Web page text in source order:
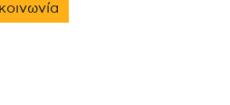
κοινωνία